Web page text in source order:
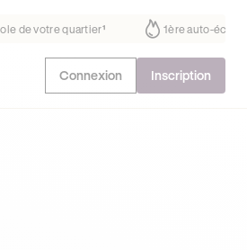
30% moins chère que l’auto-école de votre
Connexion Inscription